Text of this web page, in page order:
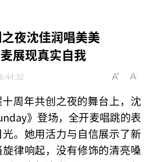
夜沈佳润唱美美
展现真实自我
周年共创之夜的舞台上，沈
》登场，全开麦唱跳的表
。她用活力与自信展示了新
律响起，没有修饰的清亮嗓